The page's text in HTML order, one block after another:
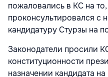
пожаловались в КС на
проконсультировался с
кандидатуру Стурзы на
Законодатели просили
конституционности
назначении кандидата